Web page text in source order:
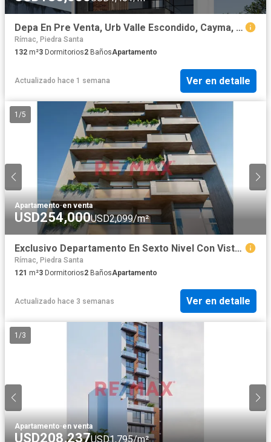
Depa En Pre Venta, Urb Valle Escondido, Cayma, Con Vista Directa A La Campiña.
Rímac, Piedra Santa
132 m²3 Dormitorios2 BañosApartamento
Actualizado hace 1 semana Ver en detalle
1 /5
Apartamento·en venta
USD254,000USD2,099/m²
Exclusivo Departamento En Sexto Nivel Con Vista A Parque - En Construccion - Cayma
Rímac, Piedra Santa
121 m²3 Dormitorios2 BañosApartamento
Actualizado hace 3 semanas Ver en detalle
1 /3
Apartamento·en venta
USD208,237USD1,795/m²